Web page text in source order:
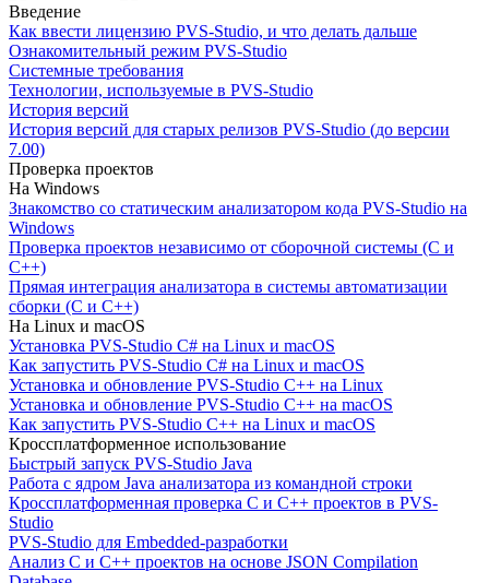
Введение
Как ввести лицензию PVS-Studio, и что делать дальше
Ознакомительный режим PVS-Studio
Системные требования
Технологии, используемые в PVS-Studio
История версий
История версий для старых релизов PVS-Studio (до версии
7.00)
Проверка проектов
На Windows
Знакомство со статическим анализатором кода PVS-Studio на
Windows
Проверка проектов независимо от сборочной системы (C и
C++)
Прямая интеграция анализатора в системы автоматизации
сборки (C и C++)
На Linux и macOS
Установка PVS-Studio C# на Linux и macOS
Как запустить PVS-Studio C# на Linux и macOS
Установка и обновление PVS-Studio C++ на Linux
Установка и обновление PVS-Studio C++ на macOS
Как запустить PVS-Studio C++ на Linux и macOS
Кроссплатформенное использование
Быстрый запуск PVS-Studio Java
Работа с ядром Java анализатора из командной строки
Кроссплатформенная проверка C и C++ проектов в PVS-
Studio
PVS-Studio для Embedded-разработки
Анализ C и C++ проектов на основе JSON Compilation